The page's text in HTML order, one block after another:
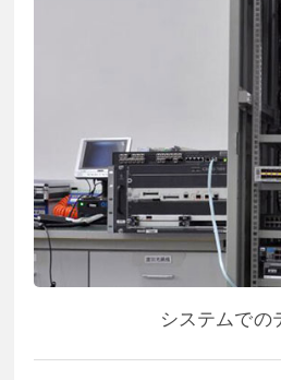
システムでの